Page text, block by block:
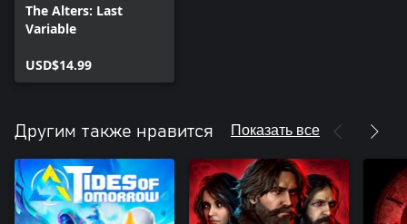
The Alters: Last
Variable
USD$14.99
Другим также нравится Показать все